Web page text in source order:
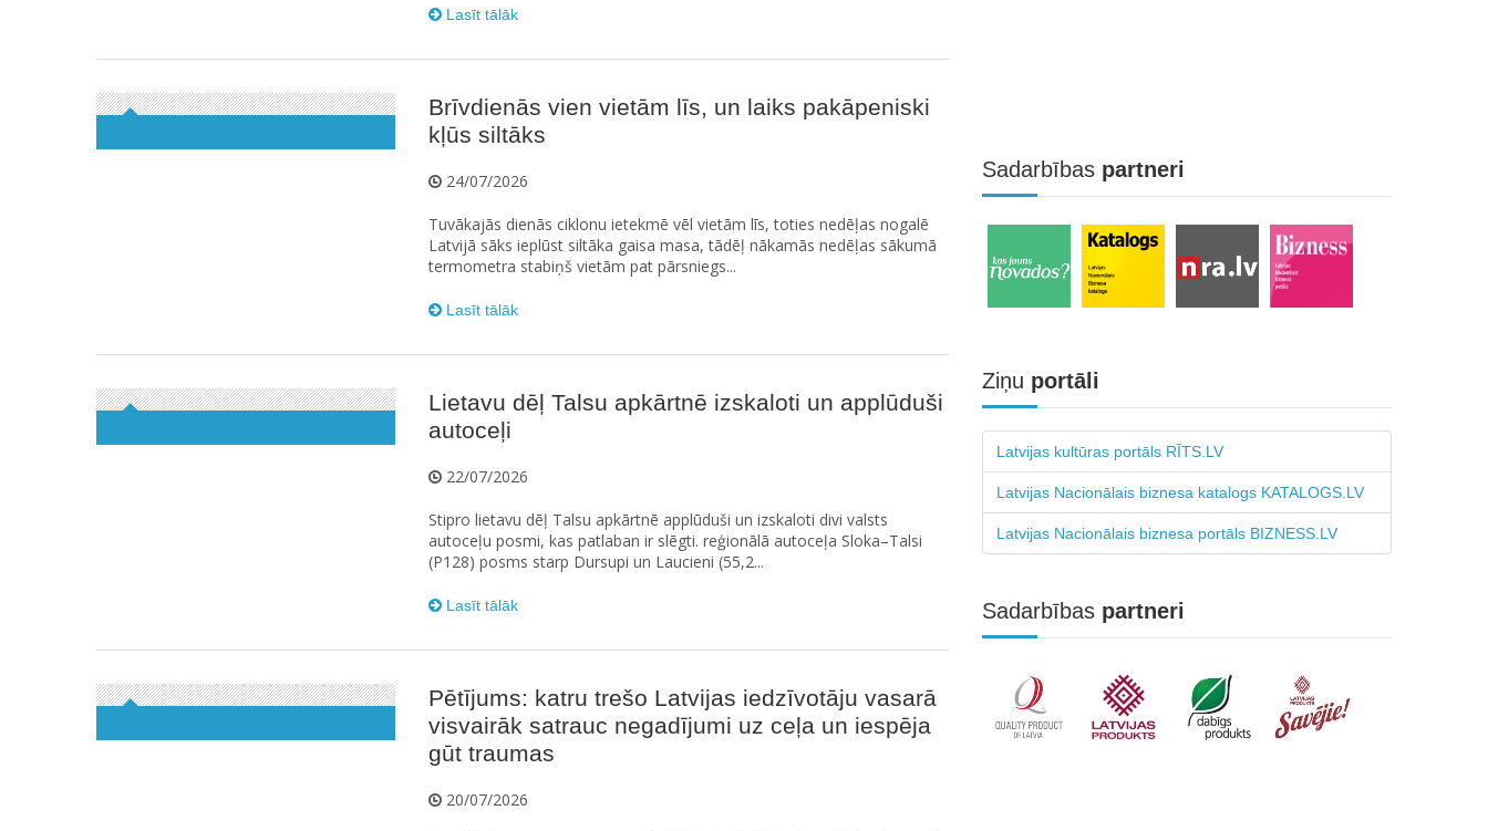
Lasīt tālāk
Brīvdienās vien vietām līs, un laiks pakāpeniski
kļūs siltāks
24/07/2026
Tuvākajās dienās ciklonu ietekmē vēl vietām līs, toties nedēļas nogalē
Latvijā sāks ieplūst siltāka gaisa masa, tādēļ nākamās nedēļas sākumā
termometra stabiņš vietām pat pārsniegs...
Lasīt tālāk
Lietavu dēļ Talsu apkārtnē izskaloti un applūduši
autoceļi
22/07/2026
Stipro lietavu dēļ Talsu apkārtnē applūduši un izskaloti divi valsts
autoceļu posmi, kas patlaban ir slēgti. reģionālā autoceļa Sloka–Talsi
(P128) posms starp Dursupi un Laucieni (55,2...
Lasīt tālāk
Pētījums: katru trešo Latvijas iedzīvotāju vasarā
visvairāk satrauc negadījumi uz ceļa un iespēja
gūt traumas
20/07/2026
Sadarbības partneri
Ziņu portāli
Latvijas kultūras portāls RĪTS.LV
Latvijas Nacionālais biznesa katalogs KATALOGS.LV
Latvijas Nacionālais biznesa portāls BIZNESS.LV
Sadarbības partneri